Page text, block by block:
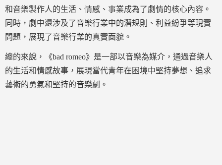
和音樂製作人的生活、情感、事業成為了劇情的核心內容。
同時，劇中還涉及了音樂行業中的潛規則、利益紛爭等現實
問題，展現了音樂行業的真實面貌。
總的來說，《bad romeo》是一部以音樂為媒介，通過音樂人
的生活和情感故事，展現當代青年在困境中堅持夢想、追求
藝術的勇氣和堅持的音樂劇。